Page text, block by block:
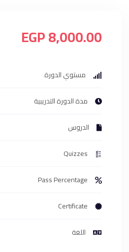
8,000.00 EGP
مستوي الدورة
مدة الدورة التدريبية
الدروس
Quizzes
Pass Percentage
Certificate
اللغة